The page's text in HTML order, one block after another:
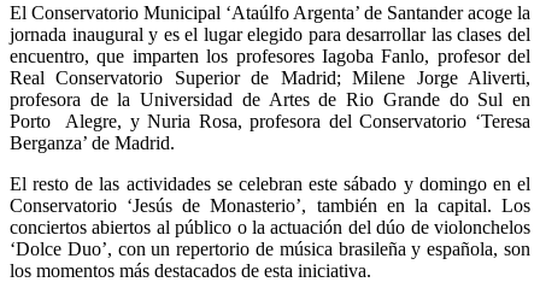
El Conservatorio Municipal ‘Ataúlfo Argenta’ de Santander acoge la
jornada inaugural y es el lugar elegido para desarrollar las clases del
encuentro, que imparten los profesores Iagoba Fanlo, profesor del
Real Conservatorio Superior de Madrid; Milene Jorge Aliverti,
profesora de la Universidad de Artes de Rio Grande do Sul en
Porto Alegre, y Nuria Rosa, profesora del Conservatorio ‘Teresa
Berganza’ de Madrid.
El resto de las actividades se celebran este sábado y domingo en el
Conservatorio ‘Jesús de Monasterio’, también en la capital. Los
conciertos abiertos al público o la actuación del dúo de violonchelos
‘Dolce Duo’, con un repertorio de música brasileña y española, son
los momentos más destacados de esta iniciativa.